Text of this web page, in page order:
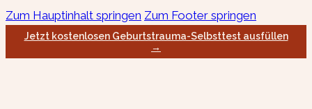
Zum Hauptinhalt springen Zum Footer springen
Jetzt kostenlosen Geburtstrauma-Selbsttest ausfüllen
→